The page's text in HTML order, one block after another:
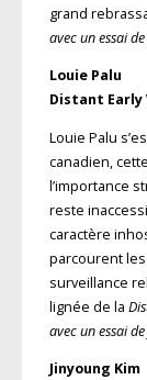
grand
avec un essai
Louie Palu
Distant Early
Louie Palu
canadien,
l’importance
reste
caractère
parcourent
surveillance
lignée de la
avec un essai
Jinyoung Kim